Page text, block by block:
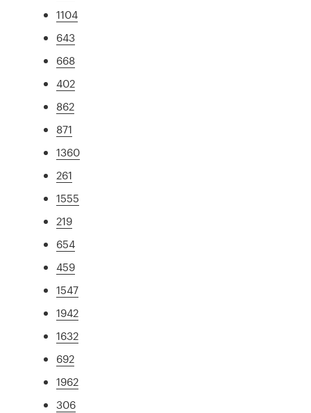
1104
643
668
402
862
871
1360
261
1555
219
654
459
1547
1942
1632
692
1962
306